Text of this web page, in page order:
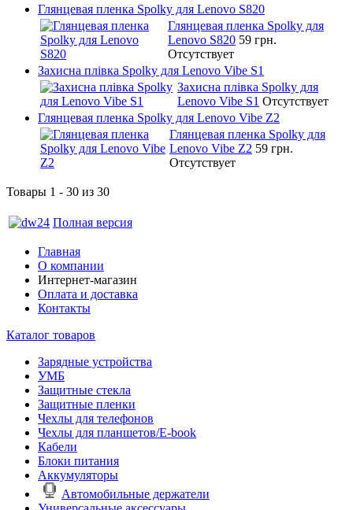
Глянцевая пленка Spolky для Lenovo S820
Глянцевая пленка Spolky для
Lenovo S820 59 грн.
Отсутствует
Захисна плівка Spolky для Lenovo Vibe S1
Захисна плівка Spolky для
Lenovo Vibe S1 Отсутствует
Глянцевая пленка Spolky для Lenovo Vibe Z2
Глянцевая пленка Spolky для
Lenovo Vibe Z2 59 грн.
Отсутствует
Товары 1 - 30 из 30
Полная версия
Главная
О компании
Интернет-магазин
Оплата и доставка
Контакты
Каталог товаров
Зарядные устройства
УМБ
Защитные стекла
Защитные пленки
Чехлы для телефонов
Чехлы для планшетов/E-book
Кабели
Блоки питания
Аккумуляторы
Автомобильные держатели